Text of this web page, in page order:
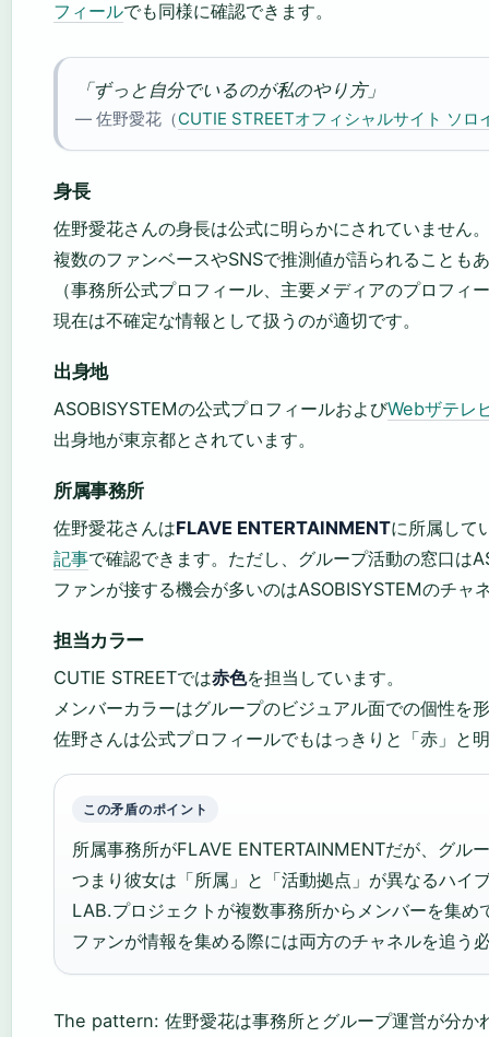
フィールでも同様に確認できます。
「ずっと自分でいるのが私のやり方」
— 佐野愛花（CUTIE STREETオフィシャルサイト ソロ
身長
佐野愛花さんの身長は公式に明らかにされていません。
複数のファンベースやSNSで推測値が語られることも
（事務所公式プロフィール、主要メディアのプロフィ
現在は不確定な情報として扱うのが適切です。
出身地
ASOBISYSTEMの公式プロフィールおよびWebザテレ
出身地が東京都とされています。
所属事務所
佐野愛花さんはFLAVE ENTERTAINMENTに所属して
記事で確認できます。ただし、グループ活動の窓口は
ファンが接する機会が多いのはASOBISYSTEMのチャ
担当カラー
CUTIE STREETでは赤色を担当しています。
メンバーカラーはグループのビジュアル面での個性を
佐野さんは公式プロフィールでもはっきりと「赤」と
この矛盾のポイント
所属事務所がFLAVE ENTERTAINMENTだが、グ
つまり彼女は「所属」と「活動拠点」が異なるハイ
LAB.プロジェクトが複数事務所からメンバーを集め
ファンが情報を集める際には両方のチャネルを追う
The pattern: 佐野愛花は事務所とグループ運営が分か